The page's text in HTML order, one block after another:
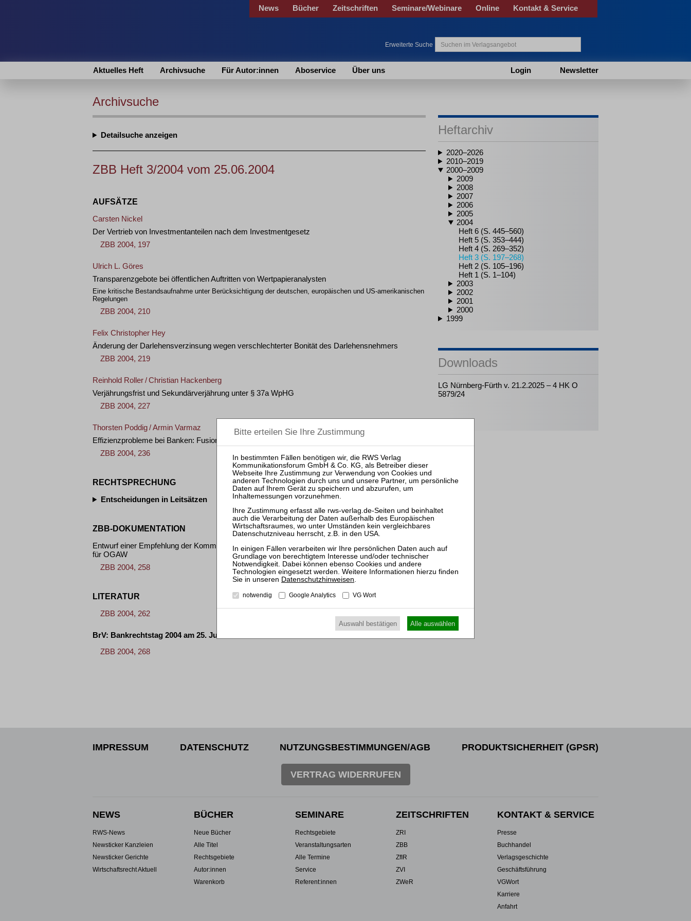
News Bücher Zeitschriften Seminare/Webinare Online Kontakt & Service
Erweiterte Suche
Aktuelles Heft Archivsuche Für Autor:innen Aboservice Über uns Newsletter
Login
Archivsuche
Detailsuche
ZBB Heft 3/2004 vom 25.06.2004
AUFSÄTZE
Carsten Nickel
Der Vertrieb von Investmentanteilen nach dem Investmentgesetz
ZBB 2004, 197
Ulrich L. Göres
Transparenzgebote bei öffentlichen Auftritten von Wertpapieranalysten
Eine kritische Bestandsaufnahme unter Berücksichtigung der deutschen, europäischen und US-amerikanischen
Regelungen
ZBB 2004, 210
Felix Christopher Hey
Änderung der Darlehensverzinsung wegen verschlechterter Bonität des Darlehensnehmers
ZBB 2004, 219
Reinhold Roller/Christian Hackenberg
Verjährungsfrist und Sekundärverjährung unter § 37a WpHG
ZBB 2004, 227
Thorsten Poddig/Armin Varmaz
Effizienzprobleme bei Banken: Fusionen und Betriebswachstum als tragfähige Mittel?
ZBB 2004, 236
RECHTSPRECHUNG
Entscheidungen in Leitsätzen
ZBB-DOKUMENTATION
Entwurf einer Empfehlung der Kommission zur einheitlichen Anwendung zentraler EU-Vorschriften
für OGAW
ZBB 2004, 258
LITERATUR
ZBB 2004, 262
BrV: Bankrechtstag 2004 am 25. Juni in Berlin
ZBB 2004, 268
Heftarchiv
2020–2026
2010–2019
2000–2009
2009
2008
2007
2006
2005
2004
Heft 6 (S. 445–560)
Heft 5 (S. 353–444)
Heft 4 (S. 269–352)
Heft 3 (S. 197–268)
Heft 2 (S. 105–196)
Heft 1 (S. 1–104)
2003
2002
2001
2000
1999
Downloads
LG Nürnberg-Fürth v. 21.2.2025 – 4 HK O
5879/24
IMPRESSUM DATENSCHUTZ NUTZUNGSBESTIMMUNGEN/AGB PRODUKTSICHERHEIT (GPSR)
VERTRAG WIDERRUFEN
NEWS
RWS-News
Newsticker Kanzleien
Newsticker Gerichte
Wirtschaftsrecht Aktuell
BÜCHER
Neue Bücher
Alle Titel
Rechtsgebiete
Autor:innen
Warenkorb
SEMINARE
Rechtsgebiete
Veranstaltungsarten
Alle Termine
Service
Referent:innen
ZEITSCHRIFTEN
ZRI
ZBB
ZfIR
ZVI
ZWeR
KONTAKT & SERVICE
Presse
Buchhandel
Verlagsgeschichte
Geschäftsführung
VGWort
Karriere
Anfahrt
Datenschutzhinweisen
notwendig Google Analytics VG Wort
Auswahl bestätigen Alle auswählen